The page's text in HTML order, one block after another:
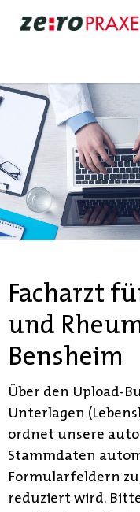
Facharzt
und
Bensheim
Über den Upload-
Unterlagen
ordnet unsere
Stammdaten
Formularfeldern
reduziert wird.